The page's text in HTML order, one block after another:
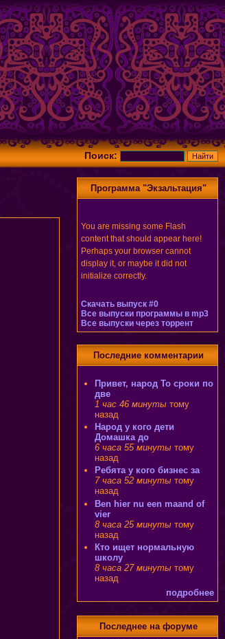
Поиск:
Программа "Экзальтация"
You are missing some Flash
content that should appear here!
Perhaps your browser cannot
display it, or maybe it did not
initialize correctly.
Скачать выпуск #0
Все выпуски программы в mp3
Все выпуски через торрент
Последние комментарии
Привет, народ То сроки по
две
1 час 46 минутытому
назад
Народ у кого дети
Домашка до
6 часа 55 минутытому
назад
Ребята у кого бизнес за
7 часа 52 минутытому
назад
Ben hier nu een maand of
vier
8 часа 25 минутытому
назад
Кто ищет нормальную
школу
8 часа 27 минутытому
назад
подробнее
Последнее на форуме